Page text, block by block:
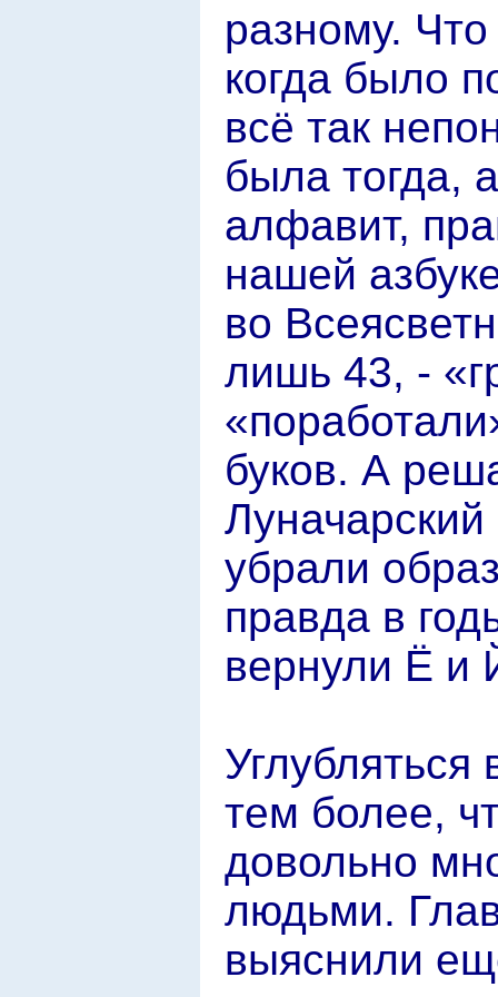
разному.
когда было
всё так
была тогда,
алфавит,
нашей
во
лишь 43, -
буков. А
убрали
правда в
вернули Ё и
тем более,
довольно
людьми.
выяснили